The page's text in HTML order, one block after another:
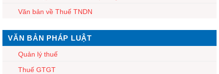
Văn bản về Thuế TNDN
VĂN BẢN PHÁP LUẬT
Quản lý thuế
Thuế GTGT